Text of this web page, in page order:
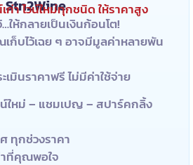
Stn2Wine
ก่า ไวน์ใหม่ทุกชนิด ให้ราคาสูง
ให้กลายเป็นเงินก้อนโต!
ก็บไว้เฉย ๆ อาจมีมูลค่าหลายพัน
เมินราคาฟรี ไม่มีค่าใช้จ่าย
น์ใหม่ – แชมเปญ – สปาร์คกลิ้ง
ทุกช่วงราคา
าที่คุณพอใจ